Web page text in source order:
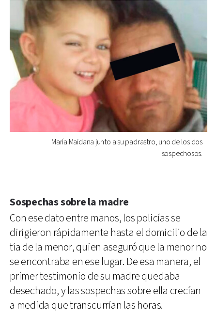
María Maidana junto a su padrastro, uno de los dos
sospechosos.
Sospechas sobre la madre
Con ese dato entre manos, los policías se
dirigieron rápidamente hasta el domicilio de la
tía de la menor, quien aseguró que la menor no
se encontraba en ese lugar. De esa manera, el
primer testimonio de su madre quedaba
desechado, y las sospechas sobre ella crecían
a medida que transcurrían las horas.